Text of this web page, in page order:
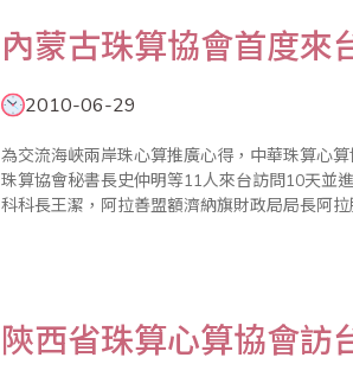
內蒙古珠算協會首度來
2010-06-29
為交流海峽兩岸珠心算推廣心得，中華珠算心
珠算協會秘書長史仲明等11人來台訪問10天並進行研討。 本次來訪的團員還有內蒙古
科科長王潔，阿拉善盟額濟納旗財政局局長阿
陝西省珠算心算協會訪